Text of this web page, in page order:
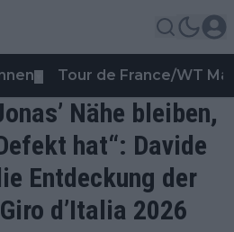
Tour de France/WT
Nähe bleiben,
hat“: Davide
Entdeckung der
d’Italia 2026